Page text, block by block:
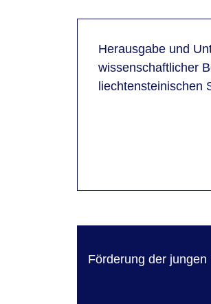
Herausgabe und
wissenschaftlicher
liechtensteinischen
Förderung der jungen